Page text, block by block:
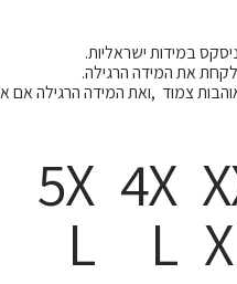
במידות ישראליות.
לקחת את המידה הרגילה.
צמוד ,ואת המידה הרגילה אם
5X
L
4X
L